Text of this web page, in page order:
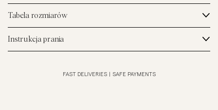
Tabela rozmiarów
Instrukcja prania
FAST DELIVERIES SAFE PAYMENTS